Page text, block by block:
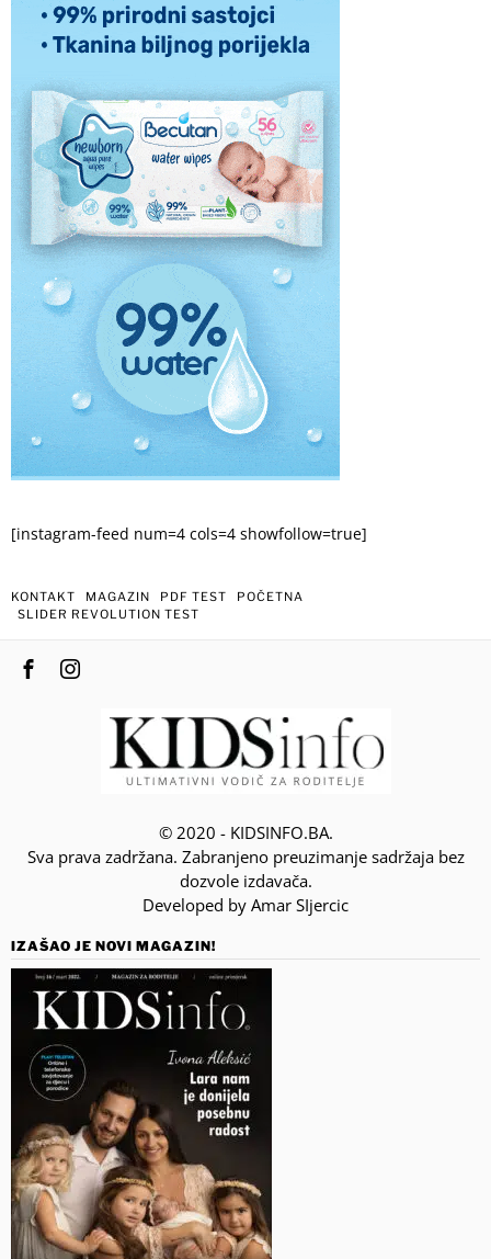
[instagram-feed num=4 cols=4 showfollow=true]
KONTAKT MAGAZIN PDF TEST
POČETNA
SLIDER REVOLUTION TEST
© 2020 - KIDSINFO.BA.
Sva prava zadržana. Zabranjeno preuzimanje sadržaja bez
dozvole izdavača.
Developed by Amar SIjercic
IZAŠAO JE NOVI MAGAZIN!